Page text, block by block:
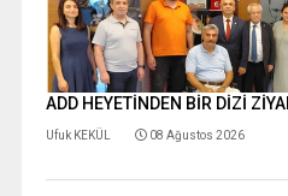
ADD HEYETİNDEN BİR DİZİ
Ufuk KEKÜL 08 Ağustos 2026